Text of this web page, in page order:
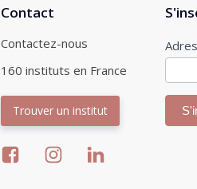
Contact
Contactez-nous
160 instituts en France
Trouver un institut